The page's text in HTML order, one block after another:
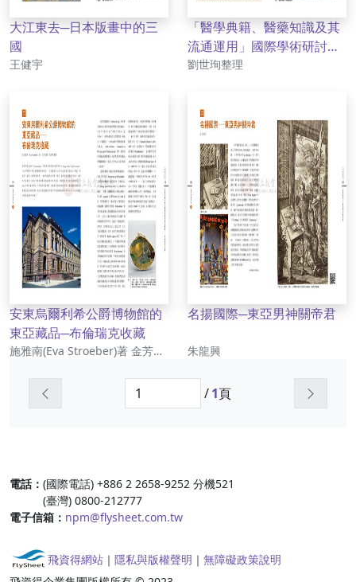
大江東去─日本版畫中的三
國
作者
王健宇
「醫學典籍、醫藥知識及其
流通運用」國際學術研討會
會議紀要
作者
劉世珣整理
安東烏爾利希公爵博物館的
東亞藏品─布倫瑞克收藏
作者
施雅南(Eva Stroeber)著 金芳如譯 張省卿審譯
名揚國際─東亞男神關帝君
作者
朱龍興
/1頁
電話： (國際電話) +886 2 2658-9252 分機521
(臺灣) 0800-212777
電子信箱： npm@flysheet.com.tw
飛資得網站 ｜ 隱私與版權聲明 ｜ 無障礙政策說明